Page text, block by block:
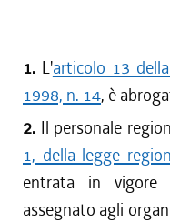
1. L'articolo 13
1998, n. 14, è
2. Il personale
1, della legge
entrata in vigore
assegnato agli